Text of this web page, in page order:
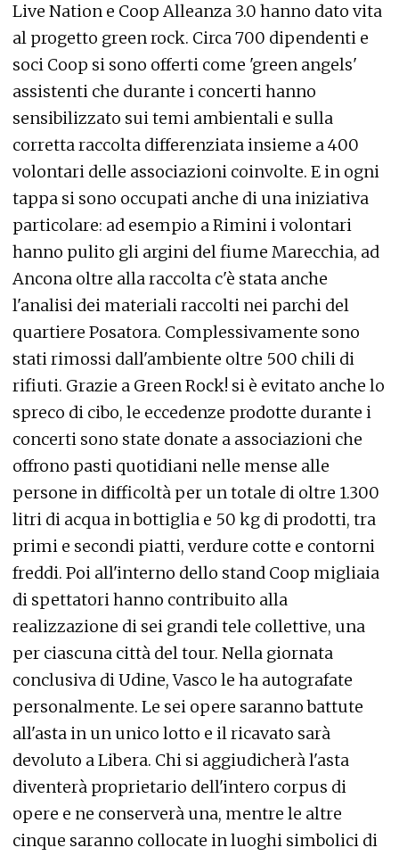
Live Nation e Coop Alleanza 3.0 hanno dato vita
al progetto green rock. Circa 700 dipendenti e
soci Coop si sono offerti come 'green angels'
assistenti che durante i concerti hanno
sensibilizzato sui temi ambientali e sulla
corretta raccolta differenziata insieme a 400
volontari delle associazioni coinvolte. E in ogni
tappa si sono occupati anche di una iniziativa
particolare: ad esempio a Rimini i volontari
hanno pulito gli argini del fiume Marecchia, ad
Ancona oltre alla raccolta c'è stata anche
l'analisi dei materiali raccolti nei parchi del
quartiere Posatora. Complessivamente sono
stati rimossi dall'ambiente oltre 500 chili di
rifiuti. Grazie a Green Rock! si è evitato anche lo
spreco di cibo, le eccedenze prodotte durante i
concerti sono state donate a associazioni che
offrono pasti quotidiani nelle mense alle
persone in difficoltà per un totale di oltre 1.300
litri di acqua in bottiglia e 50 kg di prodotti, tra
primi e secondi piatti, verdure cotte e contorni
freddi. Poi all'interno dello stand Coop migliaia
di spettatori hanno contribuito alla
realizzazione di sei grandi tele collettive, una
per ciascuna città del tour. Nella giornata
conclusiva di Udine, Vasco le ha autografate
personalmente. Le sei opere saranno battute
all'asta in un unico lotto e il ricavato sarà
devoluto a Libera. Chi si aggiudicherà l'asta
diventerà proprietario dell'intero corpus di
opere e ne conserverà una, mentre le altre
cinque saranno collocate in luoghi simbolici di